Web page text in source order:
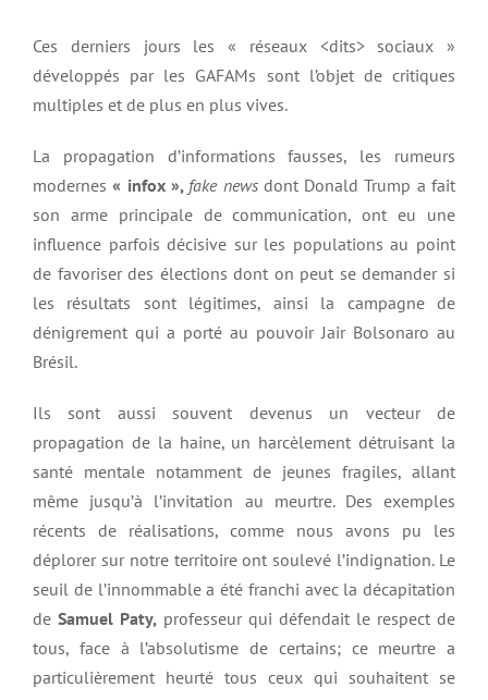
Ces derniers jours les « réseaux <dits> sociaux »
développés par les GAFAMs sont l’objet de critiques
multiples et de plus en plus vives.
La propagation d’informations fausses, les rumeurs
modernes« infox », fake newsdont Donald Trump a fait
son arme principale de communication, ont eu une
influence parfois décisive sur les populations au point
de favoriser des élections dont on peut se demander si
les résultats sont légitimes, ainsi la campagne de
dénigrement qui a porté au pouvoir Jair Bolsonaro au
Brésil.
Ils sont aussi souvent devenus un vecteur de
propagation de la haine, un harcèlement détruisant la
santé mentale notamment de jeunes fragiles, allant
même jusqu’à l’invitation au meurtre. Des exemples
récents de réalisations, comme nous avons pu les
déplorer sur notre territoire ont soulevé l’indignation. Le
seuil de l’innommable a été franchi avec la décapitation
de Samuel Paty, professeur qui défendait le respect de
tous, face à l’absolutisme de certains; ce meurtre a
particulièrement heurté tous ceux qui souhaitent se